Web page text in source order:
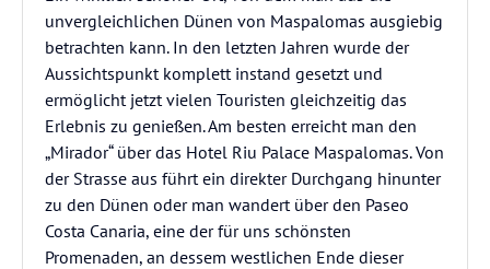
unvergleichlichen Dünen von Maspalomas ausgiebig
betrachten kann. In den letzten Jahren wurde der
Aussichtspunkt komplett instand gesetzt und
ermöglicht jetzt vielen Touristen gleichzeitig das
Erlebnis zu genießen. Am besten erreicht man den
„Mirador“ über das Hotel Riu Palace Maspalomas. Von
der Strasse aus führt ein direkter Durchgang hinunter
zu den Dünen oder man wandert über den Paseo
Costa Canaria, eine der für uns schönsten
Promenaden, an dessem westlichen Ende dieser